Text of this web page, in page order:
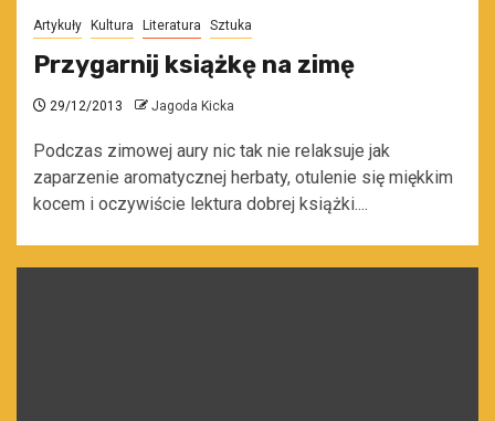
Artykuły Kultura Literatura Sztuka
Przygarnij książkę na zimę
29/12/2013 Jagoda Kicka
Podczas zimowej aury nic tak nie relaksuje jak
zaparzenie aromatycznej herbaty, otulenie się miękkim
kocem i oczywiście lektura dobrej książki....